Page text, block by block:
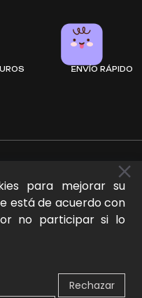
ENVÍO RÁPIDO
para mejorar su
está de acuerdo con
no participar si lo
Rechazar